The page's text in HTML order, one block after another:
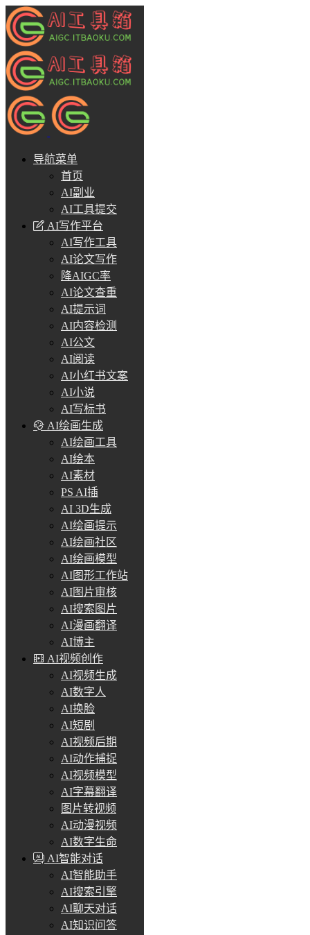
导航菜单
首页
AI副业
AI工具提交
AI写作平台
AI写作工具
AI论文写作
降AIGC率
AI论文查重
AI提示词
AI内容检测
AI公文
AI阅读
AI小红书文案
AI小说
AI写标书
AI绘画生成
AI绘画工具
AI绘本
AI素材
PS AI插
AI 3D生成
AI绘画提示
AI绘画社区
AI绘画模型
AI图形工作站
AI图片审核
AI搜索图片
AI漫画翻译
AI博主
AI视频创作
AI视频生成
AI数字人
AI换脸
AI短剧
AI视频后期
AI动作捕捉
AI视频模型
AI字幕翻译
图片转视频
AI动漫视频
AI数字生命
AI智能对话
AI智能助手
AI搜索引擎
AI聊天对话
AI知识问答